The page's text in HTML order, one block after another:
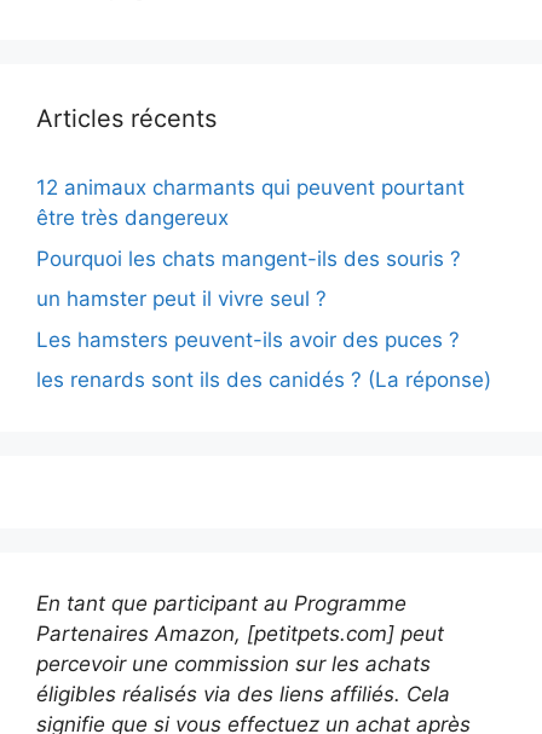
Articles récents
12 animaux charmants qui peuvent pourtant
être très dangereux
Pourquoi les chats mangent-ils des souris ?
un hamster peut il vivre seul ?
Les hamsters peuvent-ils avoir des puces ?
les renards sont ils des canidés ? (La réponse)
En tant que participant au Programme
Partenaires Amazon, [petitpets.com] peut
percevoir une commission sur les achats
éligibles réalisés via des liens affiliés. Cela
signifie que si vous effectuez un achat après